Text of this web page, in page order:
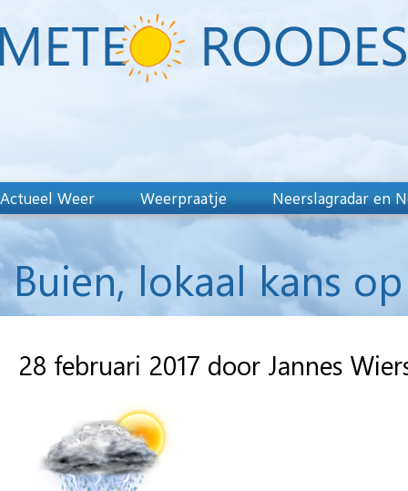
Actueel Weer Weerpraatje Neerslagradar en
Buien, lokaal kans
28 februari 2017 door Jannes